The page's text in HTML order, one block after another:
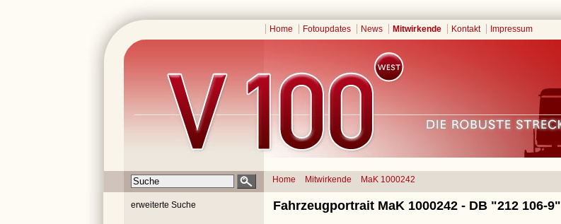
Home Fotoupdates News Mitwirkende Kontakt Impressum
Home Mitwirkende MaK 1000242
erweiterte Suche Fahrzeugportrait MaK 1000242 - DB "212 106-9"